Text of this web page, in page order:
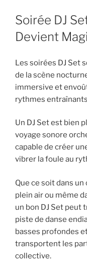
Soirée DJ
Devient
Les soirées DJ Set
de la scène
immersive et
rythmes
Un DJ Set est bien
voyage sonore
capable de créer
vibrer la foule au
Que ce soit dans un
plein air ou même
un bon DJ Set peut
piste de danse
basses profondes
transportent les
collective.